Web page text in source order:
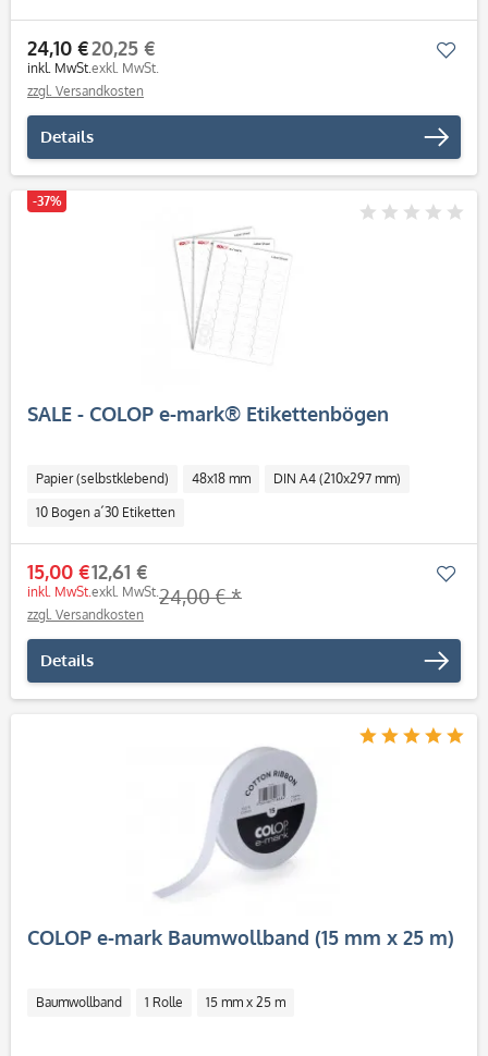
24,10 €
inkl. MwSt.
20,25 €
exkl. MwSt.
zzgl. Versandkosten
Details
-37%
SALE - COLOP e-mark® Etikettenbögen
Papier (selbstklebend) 48x18 mm DIN A4 (210x297 mm)
10 Bogen a´30 Etiketten
15,00 €
inkl. MwSt.
12,61 €
exkl. MwSt.24,00 € *
zzgl. Versandkosten
Details
COLOP e-mark Baumwollband (15 mm x 25 m)
Baumwollband 1 Rolle 15 mm x 25 m